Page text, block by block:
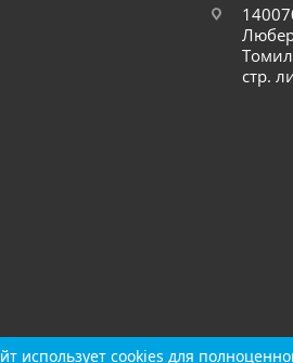
стр.
использует cookies для